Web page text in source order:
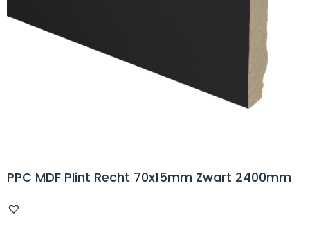
PPC MDF Plint Recht 70x15mm Zwart 2400mm